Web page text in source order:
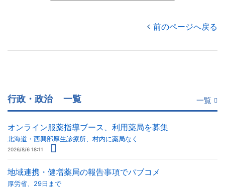
前のページへ戻る
行政・政治 一覧 一覧
オンライン服薬指導ブース、利用薬局を募集
北海道・西興部厚生診療所、村内に薬局なく
2026/8/6 18:11
地域連携・健増薬局の報告事項でパブコメ
厚労省、29日まで